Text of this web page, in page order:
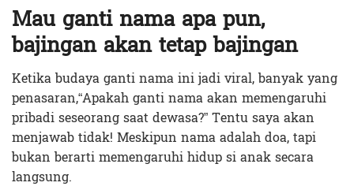
Mau ganti nama apa pun,
bajingan akan tetap bajingan
Ketika budaya ganti nama ini jadi viral, banyak yang
penasaran,“Apakah ganti nama akan memengaruhi
pribadi seseorang saat dewasa?” Tentu saya akan
menjawab tidak! Meskipun nama adalah doa, tapi
bukan berarti memengaruhi hidup si anak secara
langsung.